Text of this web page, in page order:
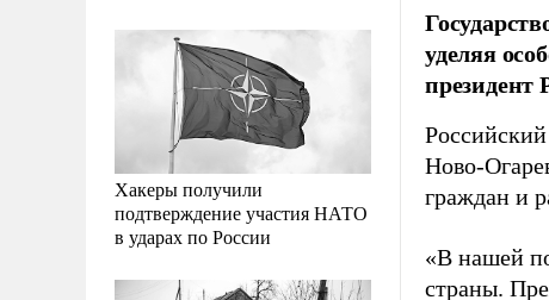
Хакеры получили
подтверждение участия НАТО
в ударах по России
уделяя
президент
Ново-
граждан и
«В нашей
страны.